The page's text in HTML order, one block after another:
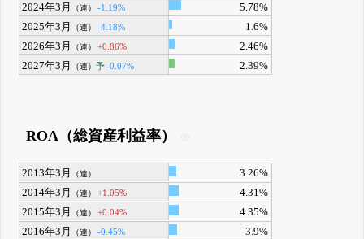
2024年3月
（連） -1.19%
5.78%
2025年3月
（連） -4.18%
1.6%
2026年3月
（連） +0.86%
2.46%
2027年3月
（連）予-0.07% 2.39%
ROA（総資産利益率）
2013年3月 （連）
3.26%
2014年3月
（連） +1.05%
4.31%
2015年3月
（連） +0.04%
4.35%
2016年3月
（連） -0.45%
3.9%